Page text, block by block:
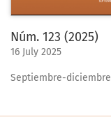
Núm. 123 (2025)
16 July 2025
Septiembre-diciembre